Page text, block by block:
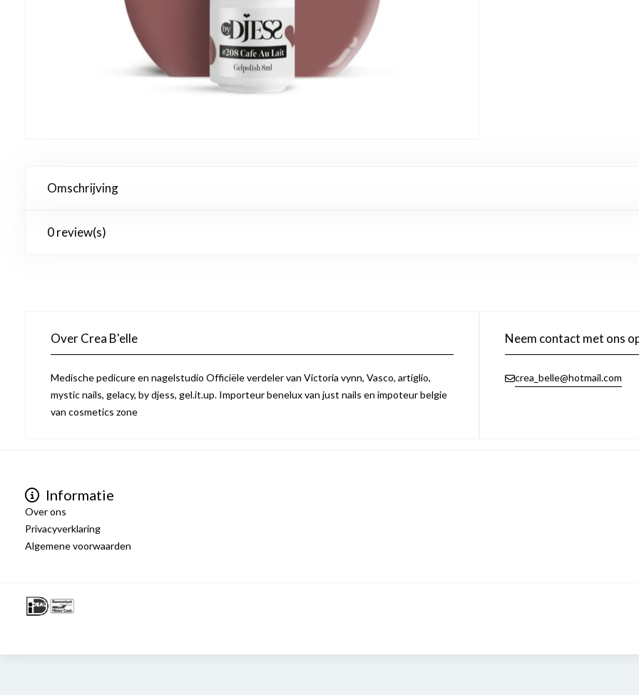
Omschrijving
0 review(s)
Over Crea B'elle
Medische pedicure en nagelstudio Officiële verdeler van Victoria vynn, Vasco, artiglio,
mystic nails, gelacy, by djess, gel.it.up. Importeur benelux van just nails en impoteur belgie
van cosmetics zone
Neem contact met ons
crea_belle@hotmail.com
Informatie
Over ons
Privacyverklaring
Algemene voorwaarden